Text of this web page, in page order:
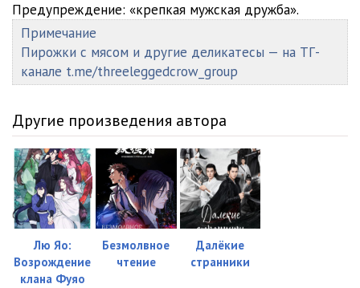
46-47 Отбракованные 45:46
48 Отбракованные 32:07
49-50 Отбракованные 56:41
53-54 Отбракованные
55-56 Отбракованные
57 Отбракованные
58 Отбракованные
59-60 Отбракованные
Предупреждение: «крепкая мужская дружба».
Примечание
Пирожки с мясом и другие деликатесы — на ТГ-
канале t.me/threeleggedcrow_group
Другие произведения автора
Лю Яо:
Возрождение
клана Фуяо
Безмолвное
чтение
Далёкие
странники